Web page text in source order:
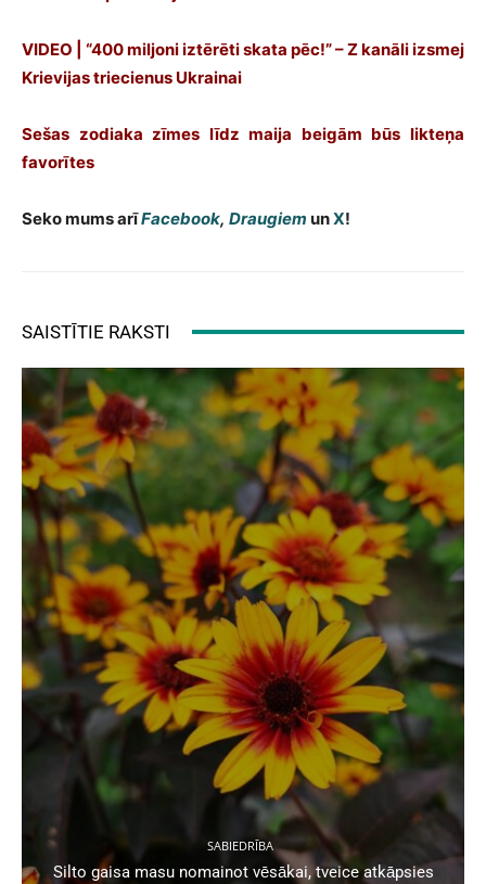
VIDEO | “400 miljoni iztērēti skata pēc!” – Z kanāli izsmej
Krievijas triecienus Ukrainai
Sešas zodiaka zīmes līdz maija beigām būs likteņa
favorītes
Seko mums arīFacebook, Draugiem unX!
SAISTĪTIE RAKSTI
SABIEDRĪBA
Silto gaisa masu nomainot vēsākai, tveice atkāpsies